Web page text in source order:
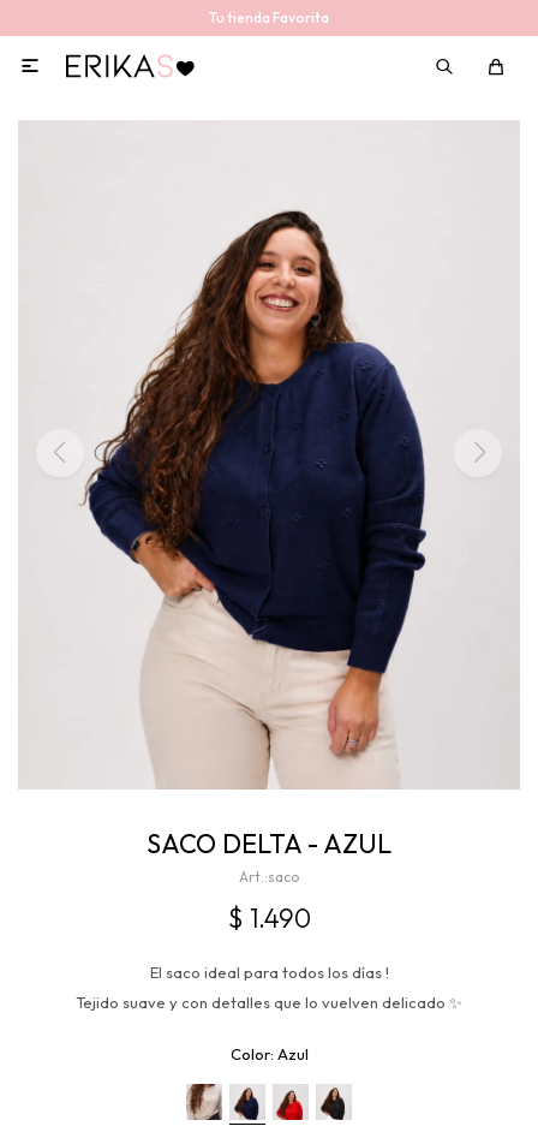
Tu tienda Favorita

SACO DELTA - AZUL
saco
$ 1.490
El saco ideal para todos los días !
Tejido suave y con detalles que lo vuelven delicado ✨
Azul